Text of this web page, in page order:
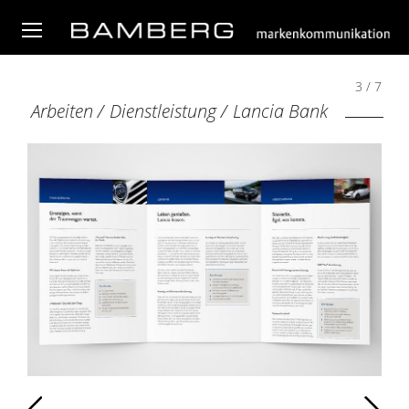
3 / 7
Arbeiten/ Dienstleistung/ Lancia Bank